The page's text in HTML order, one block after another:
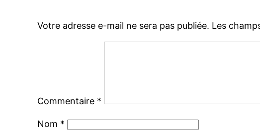
Votre adresse e-mail ne sera pas publiée. Les
Commentaire *
Nom *